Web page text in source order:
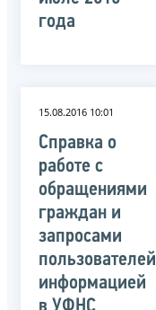
года
15.08.2016 10:01
Справка о
работе с
обращениями
граждан и
запросами
пользователей
информацией